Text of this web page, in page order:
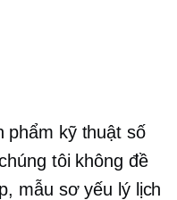
phẩm kỹ thuật số
tôi không đề
mẫu sơ yếu lý lịch